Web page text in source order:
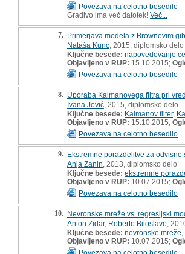
Povezava na celotno besedilo
Gradivo ima več datotek! Več...
7. Primerjava modela z Brownovim
Nataša Kunc , 2015, diplomsko delo
Ključne besede: napovedovanje
Objavljeno v RUP: 15.10.2015;
Povezava na celotno besedilo
8. Uporaba Kalmanovega filtra pri
Ivana Jović , 2015, diplomsko delo
Ključne besede: Kalmanov filter,
Objavljeno v RUP: 15.10.2015;
Povezava na celotno besedilo
9. Ekstremne porazdelitve za
Anja Zanin , 2013, diplomsko delo
Ključne besede: ekstremne
Objavljeno v RUP: 10.07.2015;
Povezava na celotno besedilo
10. Nevronske mreže vs. regresijski
Anton Zidar, Roberto Biloslavo ,
Ključne besede: nevronske mreže
Objavljeno v RUP: 10.07.2015;